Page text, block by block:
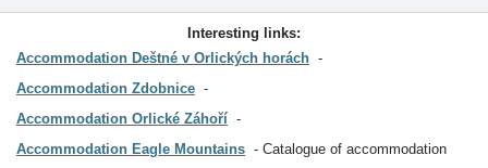
Interesting links:
Accommodation Deštné v Orlických horách
Accommodation Zdobnice
Accommodation Orlické Záhoří
Accommodation Eagle Mountains
Catalogue of accommodation